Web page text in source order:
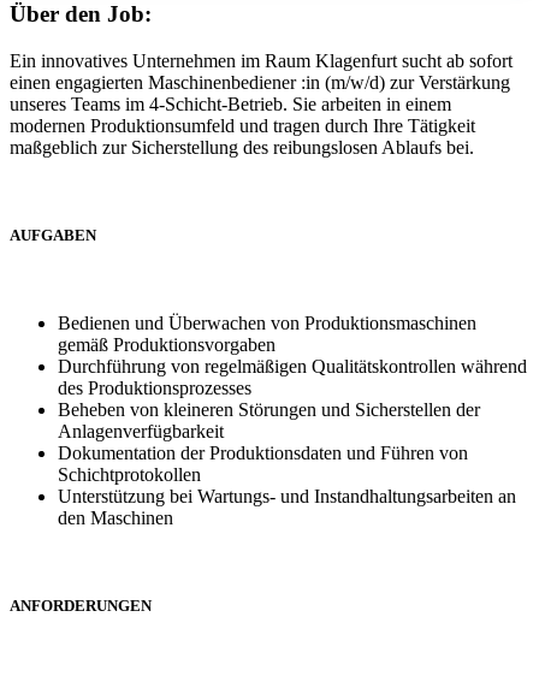
Über den Job:
Ein innovatives Unternehmen im Raum Klagenfurt sucht ab sofort
einen engagierten Maschinenbediener :in (m/w/d) zur Verstärkung
unseres Teams im 4-Schicht-Betrieb. Sie arbeiten in einem
modernen Produktionsumfeld und tragen durch Ihre Tätigkeit
maßgeblich zur Sicherstellung des reibungslosen Ablaufs bei.
AUFGABEN
Bedienen und Überwachen von Produktionsmaschinen
gemäß Produktionsvorgaben
Durchführung von regelmäßigen Qualitätskontrollen während
des Produktionsprozesses
Beheben von kleineren Störungen und Sicherstellen der
Anlagenverfügbarkeit
Dokumentation der Produktionsdaten und Führen von
Schichtprotokollen
Unterstützung bei Wartungs- und Instandhaltungsarbeiten an
den Maschinen
ANFORDERUNGEN